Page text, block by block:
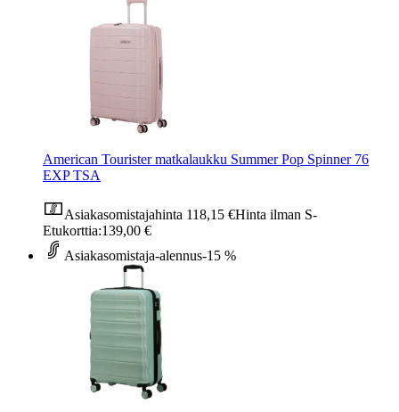
American Tourister matkalaukku Summer Pop Spinner 76
EXP TSA
Asiakasomistajahinta 118,15 €Hinta ilman S-
Etukorttia:139,00 €
Asiakasomistaja-alennus-15 %